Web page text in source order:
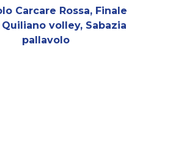
Carcare Rossa, Finale
volley, Sabazia
pallavolo